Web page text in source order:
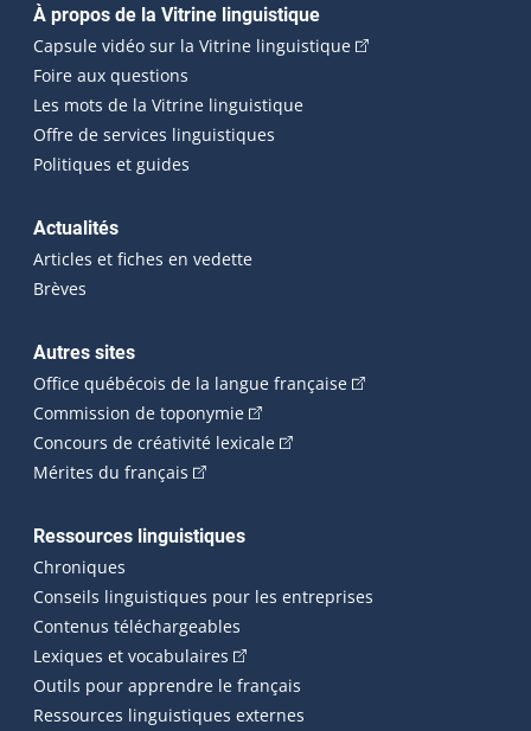
Navigation principale
À propos de la Vitrine linguistique
Capsule vidéo sur la Vitrine linguistique(Cet hyperlien
Foire aux questions
Les mots de la Vitrine linguistique
Offre de services linguistiques
Politiques et guides
Actualités
Articles et fiches en vedette
Brèves
Autres sites
Office québécois de la langue française(Cet hyperlien
Commission de toponymie(Cet hyperlien externe s'ouvrira
Concours de créativité lexicale(Cet hyperlien externe
Mérites du français (Cet hyperlien externe s'ouvrira dans une
Ressources linguistiques
Chroniques
Conseils linguistiques pour les entreprises
Contenus téléchargeables
Lexiques et vocabulaires (Cet hyperlien externe s'ouvrira
Outils pour apprendre le français
Ressources linguistiques externes